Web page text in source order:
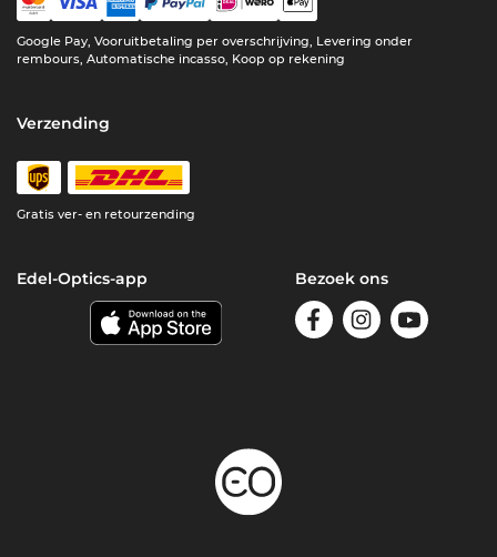
Google Pay, Vooruitbetaling per overschrijving, Levering onder
rembours, Automatische incasso, Koop op rekening
Verzending
Gratis ver- en retourzending
Edel-Optics-app Bezoek ons